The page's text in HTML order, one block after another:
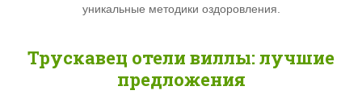
уникальные методики оздоровления.
Трускавец отели виллы:лучшие
предложения